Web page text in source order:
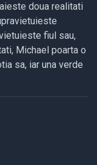
doua realitati
fiul sau,
Michael poarta o
sa, iar una verde